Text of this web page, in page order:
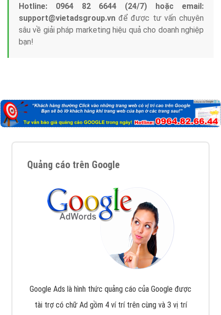
Hotline: 0964 82 6644 (24/7) hoặc email:
support@vietadsgroup.vn để được tư vấn chuyên
sâu về giải pháp marketing hiệu quả cho doanh nghiệp
bạn!
Quảng cáo trên Google
Google Ads là hình thức quảng cáo của Google được
tài trợ có chữ Ad gồm 4 ví trí trên cùng và 3 vị trí